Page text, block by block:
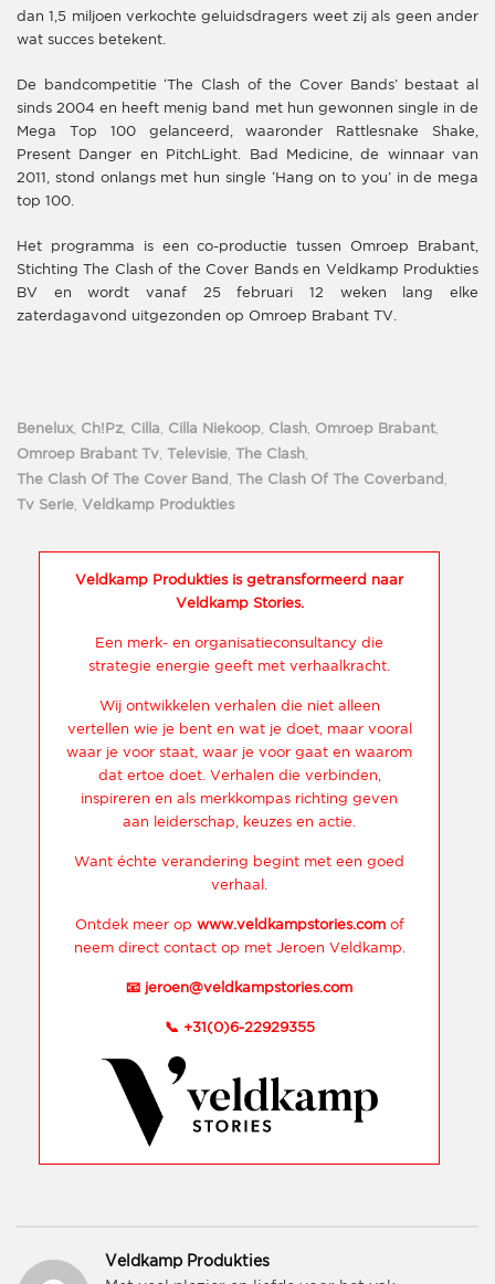
dan 1,5 miljoen verkochte geluidsdragers weet zij als geen ander
wat succes betekent.
De bandcompetitie ‘The Clash of the Cover Bands’ bestaat al
sinds 2004 en heeft menig band met hun gewonnen single in de
Mega Top 100 gelanceerd, waaronder Rattlesnake Shake,
Present Danger en PitchLight. Bad Medicine, de winnaar van
2011, stond onlangs met hun single ‘Hang on to you’ in de mega
top 100.
Het programma is een co-productie tussen Omroep Brabant,
Stichting The Clash of the Cover Bands en Veldkamp Produkties
BV en wordt vanaf 25 februari 12 weken lang elke
zaterdagavond uitgezonden op Omroep Brabant TV.
Benelux Ch!pz Cilla Cilla Niekoop Clash Omroep Brabant
Omroep Brabant Tv Televisie The Clash
The Clash Of The Cover Band The Clash Of The Coverband
Tv Serie Veldkamp Produkties
Veldkamp Produkties is getransformeerd naar
Veldkamp Stories.
Een merk- en organisatieconsultancy die
strategie energie geeft met verhaalkracht.
Wij ontwikkelen verhalen die niet alleen
vertellen wie je bent en wat je doet, maar vooral
waar je voor staat, waar je voor gaat en waarom
dat ertoe doet. Verhalen die verbinden,
inspireren en als merkkompas richting geven
aan leiderschap, keuzes en actie.
Want échte verandering begint met een goed
verhaal.
Ontdek meer op www.veldkampstories.comof
neem direct contact op met Jeroen Veldkamp.
📧 jeroen@veldkampstories.com
📞 +31(0)6-22929355
Veldkamp Produkties